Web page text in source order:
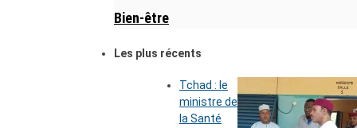
Bien-être
Les plus récents
Tchad : le
ministre de
la Santé